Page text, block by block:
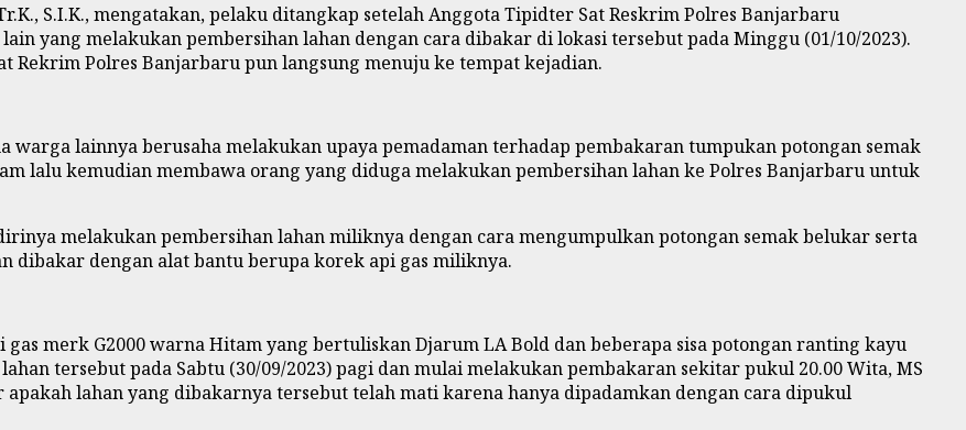
S.I.K., mengatakan, pelaku ditangkap setelah Anggota Tipidter Sat Reskrim Polres Banjarbaru
yang melakukan pembersihan lahan dengan cara dibakar di lokasi tersebut pada Minggu (01/10/2023).
Polres Banjarbaru pun langsung menuju ke tempat kejadian.
warga lainnya berusaha melakukan upaya pemadaman terhadap pembakaran tumpukan potongan semak
lalu kemudian membawa orang yang diduga melakukan pembersihan lahan ke Polres Banjarbaru untuk
melakukan pembersihan lahan miliknya dengan cara mengumpulkan potongan semak belukar serta
dibakar dengan alat bantu berupa korek api gas miliknya.
merk G2000 warna Hitam yang bertuliskan Djarum LA Bold dan beberapa sisa potongan ranting kayu
tersebut pada Sabtu (30/09/2023) pagi dan mulai melakukan pembakaran sekitar pukul 20.00 Wita, MS
lahan yang dibakarnya tersebut telah mati karena hanya dipadamkan dengan cara dipukul